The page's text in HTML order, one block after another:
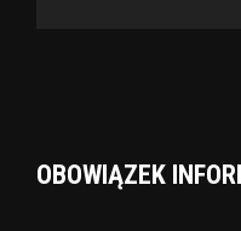
OBOWIĄZEK